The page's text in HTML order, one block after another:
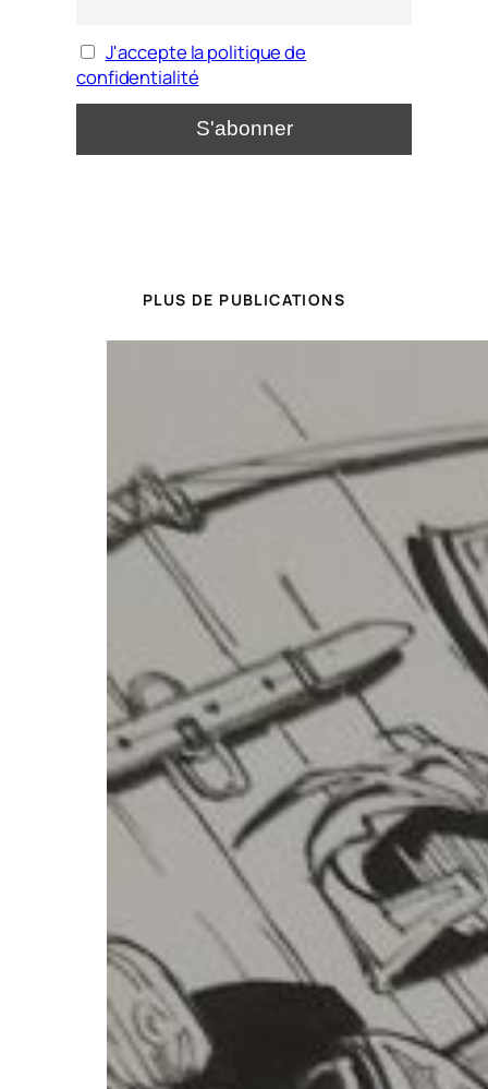
J'accepte la politique de
confidentialité
PLUS DE PUBLICATIONS